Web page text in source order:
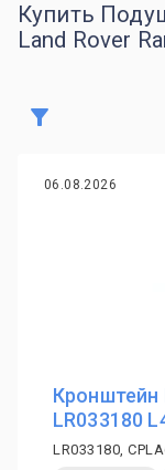
Купить
Land Rover
06.08.2026
Кронштейн
LR033180
LR033180,